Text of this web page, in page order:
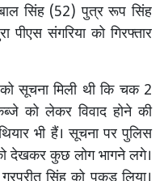
सिंह (52) पुत्र रूप सिंह
पीएस संगरिया को गिरफ्तार
सूचना मिली थी कि चक 2
को लेकर विवाद होने की
भी हैं। सूचना पर पुलिस
देखकर कुछ लोग भागने लगे।